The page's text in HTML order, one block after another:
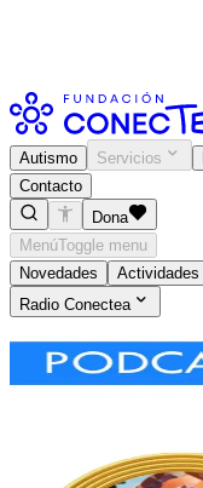
Autismo Servicios
Contacto
Dona
MenúToggle menu
Novedades
Actividades
Radio Conectea